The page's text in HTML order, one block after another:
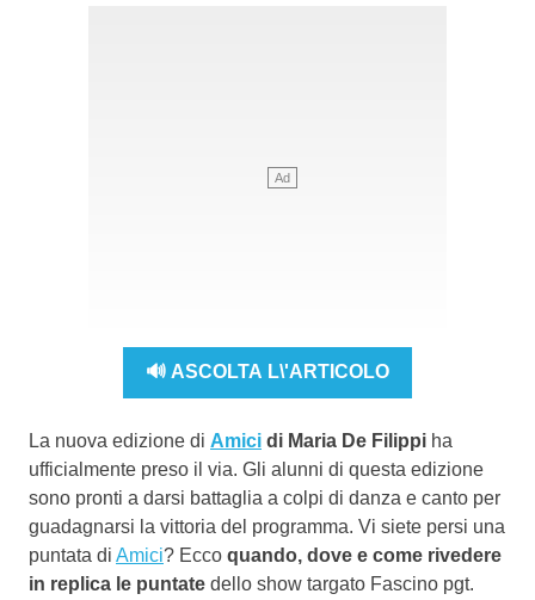
🔊 ASCOLTA L\'ARTICOLO
La nuova edizione di Amici di Maria De Filippi ha
ufficialmente preso il via. Gli alunni di questa edizione
sono pronti a darsi battaglia a colpi di danza e canto per
guadagnarsi la vittoria del programma. Vi siete persi una
puntata di Amici? Ecco quando, dove e come rivedere
in replica le puntate dello show targato Fascino pgt.